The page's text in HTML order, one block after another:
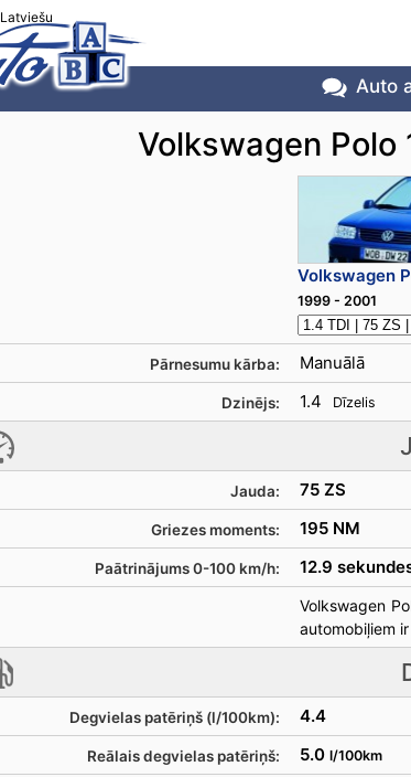
Latviešu
Auto
Volkswagen Polo
Volkswagen
1999 - 2001
Pārnesumu kārba: Manuālā
Dzinējs: 1.4 Dīzelis
Jauda: 75 ZS
Griezes moments: 195 NM
Paātrinājums 0-100 km/h: 12.9
Volkswagen
automobiļiem
Degvielas patēriņš (l/100km): 4.4
Reālais degvielas patēriņš: 5.0 l/100km